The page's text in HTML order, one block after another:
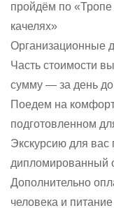
пройдём по
качелях»
Организационные
Часть стоимости
сумму — за день до
Поедем на
подготовленном
Экскурсию для вас
дипломированный
Дополнительно
человека и